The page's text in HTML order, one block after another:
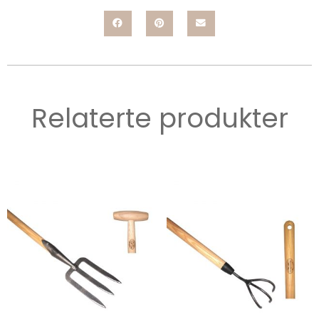
Relaterte produkter